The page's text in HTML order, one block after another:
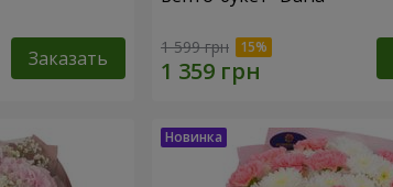
Заказать 1 599 грн